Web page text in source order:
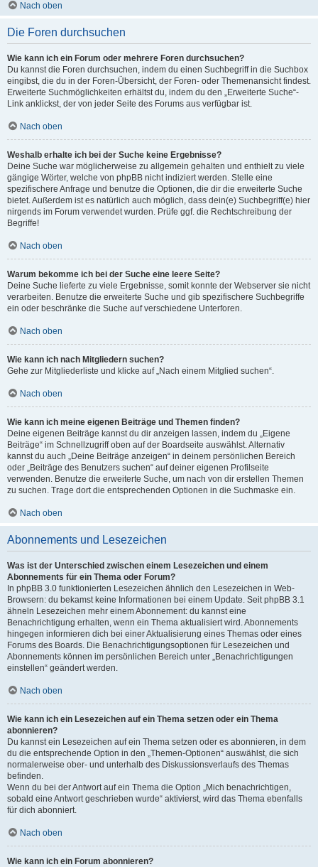
Nach oben
Die Foren durchsuchen
Wie kann ich ein Forum oder mehrere Foren durchsuchen?
Du kannst die Foren durchsuchen, indem du einen Suchbegriff in die Suchbox
eingibst, die du in der Foren-Übersicht, der Foren- oder Themenansicht findest.
Erweiterte Suchmöglichkeiten erhältst du, indem du den „Erweiterte Suche“-
Link anklickst, der von jeder Seite des Forums aus verfügbar ist.
Nach oben
Weshalb erhalte ich bei der Suche keine Ergebnisse?
Deine Suche war möglicherweise zu allgemein gehalten und enthielt zu viele
gängige Wörter, welche von phpBB nicht indiziert werden. Stelle eine
spezifischere Anfrage und benutze die Optionen, die dir die erweiterte Suche
bietet. Außerdem ist es natürlich auch möglich, dass dein(e) Suchbegriff(e) hier
nirgends im Forum verwendet wurden. Prüfe ggf. die Rechtschreibung der
Begriffe!
Nach oben
Warum bekomme ich bei der Suche eine leere Seite?
Deine Suche lieferte zu viele Ergebnisse, somit konnte der Webserver sie nicht
verarbeiten. Benutze die erweiterte Suche und gib spezifischere Suchbegriffe
ein oder beschränke die Suche auf verschiedene Unterforen.
Nach oben
Wie kann ich nach Mitgliedern suchen?
Gehe zur Mitgliederliste und klicke auf „Nach einem Mitglied suchen“.
Nach oben
Wie kann ich meine eigenen Beiträge und Themen finden?
Deine eigenen Beiträge kannst du dir anzeigen lassen, indem du „Eigene
Beiträge“ im Schnellzugriff oben auf der Boardseite auswählst. Alternativ
kannst du auch „Deine Beiträge anzeigen“ in deinem persönlichen Bereich
oder „Beiträge des Benutzers suchen“ auf deiner eigenen Profilseite
verwenden. Benutze die erweiterte Suche, um nach von dir erstellen Themen
zu suchen. Trage dort die entsprechenden Optionen in die Suchmaske ein.
Nach oben
Abonnements und Lesezeichen
Was ist der Unterschied zwischen einem Lesezeichen und einem
Abonnements für ein Thema oder Forum?
In phpBB 3.0 funktionierten Lesezeichen ähnlich den Lesezeichen in Web-
Browsern: du bekamst keine Informationen bei einem Update. Seit phpBB 3.1
ähneln Lesezeichen mehr einem Abonnement: du kannst eine
Benachrichtigung erhalten, wenn ein Thema aktualisiert wird. Abonnements
hingegen informieren dich bei einer Aktualisierung eines Themas oder eines
Forums des Boards. Die Benachrichtigungsoptionen für Lesezeichen und
Abonnements können im persönlichen Bereich unter „Benachrichtigungen
einstellen“ geändert werden.
Nach oben
Wie kann ich ein Lesezeichen auf ein Thema setzen oder ein Thema
abonnieren?
Du kannst ein Lesezeichen auf ein Thema setzen oder es abonnieren, in dem
du die entsprechende Option in den „Themen-Optionen“ auswählst, die sich
normalerweise ober- und unterhalb des Diskussionsverlaufs des Themas
befinden.
Wenn du bei der Antwort auf ein Thema die Option „Mich benachrichtigen,
sobald eine Antwort geschrieben wurde“ aktivierst, wird das Thema ebenfalls
für dich abonniert.
Nach oben
Wie kann ich ein Forum abonnieren?